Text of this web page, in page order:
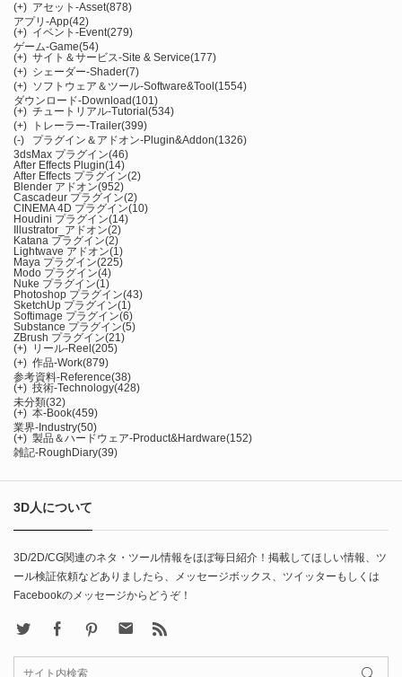
(+) アセット-Asset(878)
アプリ-App(42)
(+) イベント-Event(279)
ゲーム-Game(54)
(+) サイト＆サービス-Site & Service(177)
(+) シェーダー-Shader(7)
(+) ソフトウェア＆ツール-Software&Tool (1554)
ダウンロード-Download(101)
(+) チュートリアル-Tutorial (534)
(+)
トレーラー-Trailer(399)
(-)
プラグイン＆アドオン-Plugin&Addon(1326)
3dsMax プラグイン(46)
After Effects Plugin(14)
After Effects プラグイン(2)
Blender アドオン(952)
Cascadeur プラグイン(2)
CINEMA 4D プラグイン(10)
Houdini プラグイン(14)
Illustrator_アドオン(2)
Katana プラグイン(2)
Lightwave アドオン(1)
Maya プラグイン(225)
Modo プラグイン(4)
Nuke プラグイン(1)
Photoshop プラグイン(43)
SketchUp プラグイン(1)
Softimage プラグイン(6)
Substance プラグイン(5)
ZBrush プラグイン(21)
(+) リール-Reel (205)
(+) 作品-Work(879)
参考資料-Reference(38)
(+) 技術-Technology(428)
未分類(32)
(+) 本-Book(459)
業界-Industry(50)
(+) 製品＆ハードウェア-Product&Hardware(152)
雑記-RoughDiary(39)
3D人について
3D/2D/CG関連のネタ・ツール情報をほぼ毎日紹介！掲載してほしい情報、ツ
ール検証依頼などありましたら、メッセージボックス、ツイッターもしくは
Facebookのメッセージからどうぞ！
FacebookPinterest Contact